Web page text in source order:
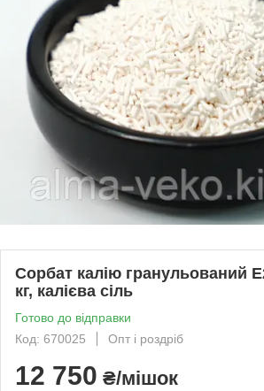
Сорбат калію гранульований
кг, калієва сіль
Готово до відправки
Код: 670025
Опт і роздріб
12 750 ₴/мішок